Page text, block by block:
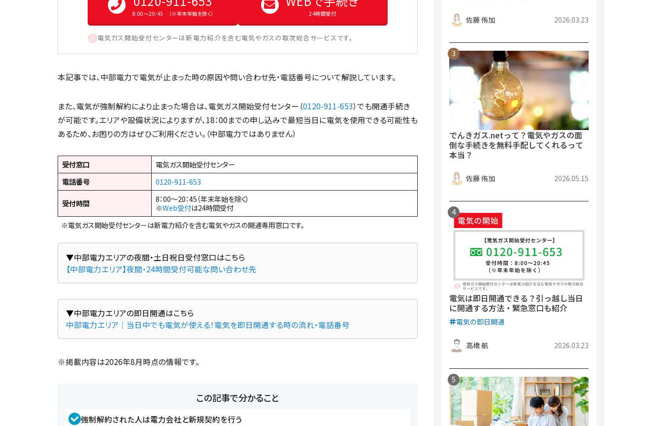
8:00〜20:45 （※年末年始を除く） 24時間受付
電気ガス開始受付センターは新電力紹介を含む電気やガスの取次総合サービスです。
本記事では、中部電力で電気が止まった時の原因や問い合わせ先・電話番号について解説しています。
また、電気が強制解約により止まった場合は、電気ガス開始受付センター（0120-911-653）でも開通手続き
が可能です。エリアや設備状況によりますが、18：00までの申し込みで最短当日に電気を使用できる可能性も
あるため、お困りの方はぜひご利用ください。（中部電力ではありません）
受付窓口
電気ガス開始受付センター
電話番号
0120-911-653
受付時間
8：00～20：45（年末年始を除く）
※Web受付は24時間受付
※電気ガス開始受付センターは新電力紹介を含む電気やガスの開通専用窓口です。
【中部電力エリア】夜間・24時間受付可能な問い合わせ先
中部電力エリア｜当日中でも電気が使える！電気を即日開通する時の流れ・電話番号
※掲載内容は2026年8月時点の情報です。
この記事で分かること
強制解約された人は電力会社と新規契約を行う
佐藤 侑加 2026.03.23
でんきガス.netって？電気やガスの面
倒な手続きを無料手配してくれるって
本当？
佐藤 侑加 2026.05.15
電気は即日開通できる？引っ越し当日
に開通する方法・緊急窓口も紹介
電気の即日開通
高橋 航 2026.03.23